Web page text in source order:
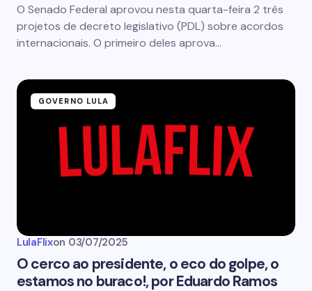
O Senado Federal aprovou nesta quarta-feira 2 três
projetos de decreto legislativo (PDL) sobre acordos
internacionais. O primeiro deles aprova…
GOVERNO LULA
LulaFlixon 03/07/2025
O cerco ao presidente, o eco do golpe, o
estamos no buraco!, por Eduardo Ramos